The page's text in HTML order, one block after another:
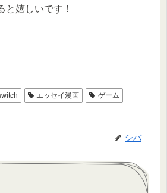
と嬉しいです！
エッセイ漫画
ゲーム
シバ